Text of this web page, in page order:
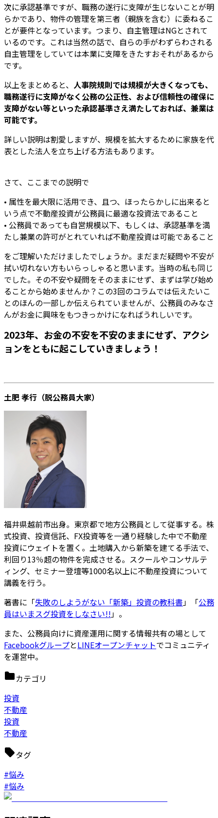
次に承認基準ですが、職務の遂行に支障が生じないことが明
らかであり、物件の管理を第三者（親族を含む）に委ねるこ
とが要件となっています。つまり、自主管理はNGとされて
いるのです。これは当然の話で、自らの手がわずらわされる
自主管理をしていては本業に支障をきたすおそれがあるから
です。
以上をまとめると、 人事院規則では規模が大きくなっても、
職務遂行に支障がなく公務の公正性、および信頼性の確保に
支障がない等といった承認基準さえ満たしておれば、兼業は
可能です。
詳しい説明は割愛しますが、規模を拡大するために家族を代
表とした法人を立ち上げる方法もあります。
さて、ここまでの説明で
• 属性を最大限に活用でき、且つ、ほったらかしに出来ると
いう点で不動産投資が公務員に最適な投資法であること
• 公務員であっても自営規模以下、もしくは、承認基準を満
たし兼業の許可がとれていれば不動産投資は可能であること
をご理解いただけましたでしょうか。まだまだ疑問や不安が
拭い切れない方もいらっしゃると思います。当時の私も同じ
でした。その不安や疑問をそのままにせず、まずは学び始め
ることから始めませんか？この3回のコラムでは伝えたいこ
とのほんの一部しか伝えられていませんが、公務員のみなさ
んがお金に興味をもつきっかけになればうれしいです。
2023年、お金の不安を不安のままにせず、アクシ
ョンをともに起こしていきましょう！
土肥 孝行（脱公務員大家）
福井県越前市出身。東京都で地方公務員として従事する。株
式投資、投資信託、FX投資等を一通り経験した中で不動産
投資にウェイトを置く。土地購入から新築を建てる手法で、
利回り13％超の物件を完成させる。スクールやコンサルテ
ィング、セミナー登壇等1000名以上に不動産投資について
講義を行う。
著書に「失敗のしようがない「新築」投資の教科書 」「公務
員はいまスグ投資をしなさい!! 」。
また、公務員向けに資産運用に関する情報共有の場として
FacebookグループとLINEオープンチャットでコミュニティ
を運営中。
カテゴリ
投資
不動産
投資
不動産
タグ
#悩み
#悩み